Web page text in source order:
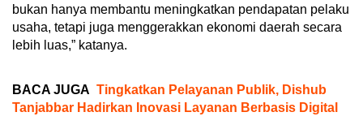
bukan hanya membantu meningkatkan pendapatan pelaku
usaha, tetapi juga menggerakkan ekonomi daerah secara
lebih luas,” katanya.
BACA JUGA Tingkatkan Pelayanan Publik, Dishub
Tanjabbar Hadirkan Inovasi Layanan Berbasis Digital